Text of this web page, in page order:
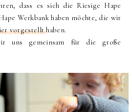
dass es sich die Riesige Hape
Werkbank haben möchte, die wir
vorgestellthaben.
uns gemeinsam für die große